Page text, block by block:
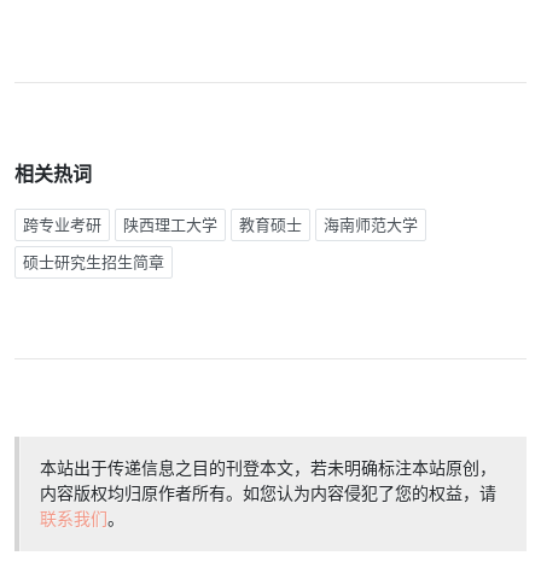
相关热词
跨专业考研 陕西理工大学 教育硕士 海南师范大学
硕士研究生招生简章
本站出于传递信息之目的刊登本文，若未明确标注本站原创，
内容版权均归原作者所有。如您认为内容侵犯了您的权益，请
联系我们。